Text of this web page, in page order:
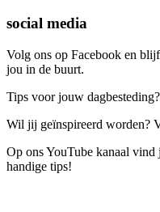
social media
Volg ons op Facebook en
jou in de buurt.
Tips voor jouw
Wil jij geïnspireerd worden?
Op ons YouTube kanaal
handige tips!